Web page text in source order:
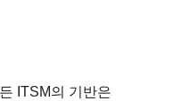
ITSM의 기반은